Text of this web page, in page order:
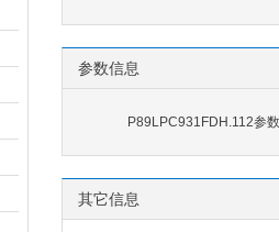
参数信息
P89LPC931FDH.112参
其它信息